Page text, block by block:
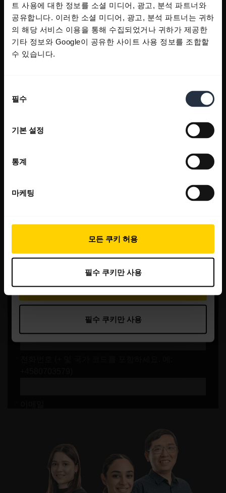
트 사용에 대한 정보를 소셜 미디어, 광고, 분석 파트너와
공유합니다. 이러한 소셜 미디어, 광고, 분석 파트너는 귀하
의 해당 서비스 이용을 통해 수집되었거나 귀하가 제공한
기타 정보와 Google이 공유한 사이트 사용 정보를 조합할
수 있습니다.
필수
기본 설정
통계
마케팅
모든 쿠키 허용
필수 쿠키만 사용